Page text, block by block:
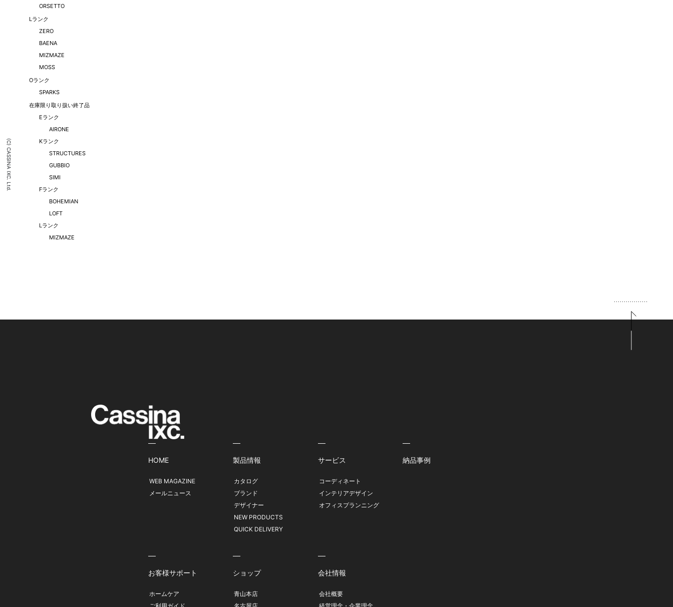
(C) CASSINA IXC. Ltd.
ORSETTO
Lランク
ZERO
BAENA
MIZMAZE
MOSS
Oランク
SPARKS
在庫限り取り扱い終了品
Eランク
AIRONE
Kランク
STRUCTURES
GUBBIO
SIMI
Fランク
BOHEMIAN
LOFT
Lランク
MIZMAZE
HOME
WEB MAGAZINE
メールニュース
製品情報
カタログ
ブランド
デザイナー
NEW PRODUCTS
QUICK DELIVERY
サービス
コーディネート
インテリアデザイン
オフィスプランニング
納品事例
お客様サポート
ホームケア
ショップ
青山本店
会社情報
会社概要